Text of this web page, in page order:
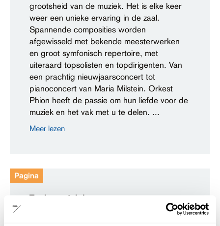
grootsheid van de muziek. Het is elke keer
weer een unieke ervaring in de zaal.
Spannende composities worden
afgewisseld met bekende meesterwerken
en groot symfonisch repertoire, met
uiteraard topsolisten en topdirigenten. Van
een prachtig nieuwjaarsconcert tot
pianoconcert van Maria Milstein. Orkest
Phion heeft de passie om hun liefde voor de
muziek en het vak met u te delen. ...
Meer lezen
Pagina
Toekomstvisie
Het theater als plein van de stad. Best een